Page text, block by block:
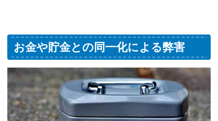
お金や貯金との同一化による弊害